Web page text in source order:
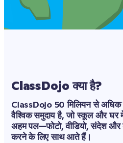
ClassDojo क्या है?
ClassDojo 50 मिलियन से अधिक
वैश्विक समुदाय है, जो स्कूल और
अहम पल—फोटो, वीडियो, संदेश
करने के लिए साथ आते हैं।